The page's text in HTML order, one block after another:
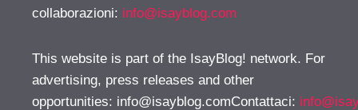
collaborazioni: info@isayblog.com
This website is part of the IsayBlog! network. For
advertising, press releases and other
opportunities: info@isayblog.comContattaci: